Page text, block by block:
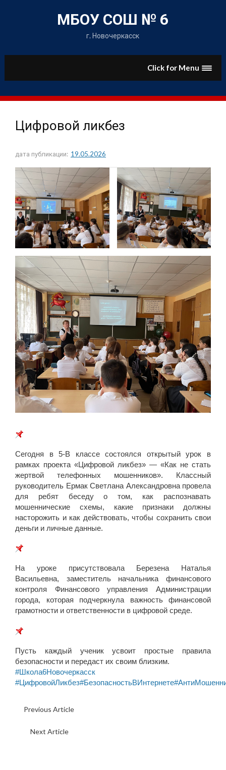
content
МБОУ СОШ № 6
г. Новочеркасск
Click for Menu
Цифровой ликбез
дата публикации: 19.05.2026
Сегодня в 5-В классе состоялся открытый урок в
рамках проекта «Цифровой ликбез» — «Как не стать
жертвой телефонных мошенников». Классный
руководитель Ермак Светлана Александровна провела
для ребят беседу о том, как распознавать
мошеннические схемы, какие признаки должны
насторожить и как действовать, чтобы сохранить свои
деньги и личные данные.
На уроке присутствовала Березена Наталья
Васильевна, заместитель начальника финансового
контроля Финансового управления Администрации
города, которая подчеркнула важность финансовой
грамотности и ответственности в цифровой среде.
Пусть каждый ученик усвоит простые правила
безопасности и передаст их своим близким.
#Школа6Новочеркасск
#ЦифровойЛикбез#БезопасностьВИнтернете
Previous Article
Next Article«Употребляет ли ребенок наркотики?»